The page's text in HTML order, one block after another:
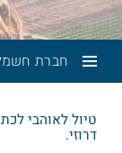
חברת
טיול לאוהבי
דרוזי.